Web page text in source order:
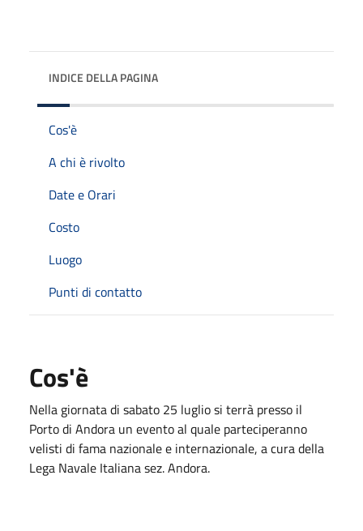
INDICE DELLA PAGINA
Cos'è
A chi è rivolto
Date e Orari
Costo
Luogo
Punti di contatto
Cos'è
Nella giornata di sabato 25 luglio si terrà presso il
Porto di Andora un evento al quale parteciperanno
velisti di fama nazionale e internazionale, a cura della
Lega Navale Italiana sez. Andora.